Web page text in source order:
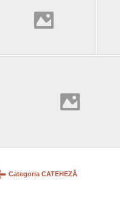
Categoria CATEHEZĂ